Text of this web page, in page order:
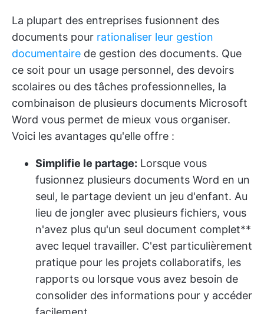
La plupart des entreprises fusionnent des
documents pour rationaliser leur gestion
documentaire de gestion des documents. Que
ce soit pour un usage personnel, des devoirs
scolaires ou des tâches professionnelles, la
combinaison de plusieurs documents Microsoft
Word vous permet de mieux vous organiser.
Voici les avantages qu'elle offre :
Simplifie le partage: Lorsque vous
fusionnez plusieurs documents Word en un
seul, le partage devient un jeu d'enfant. Au
lieu de jongler avec plusieurs fichiers, vous
n'avez plus qu'un seul document complet**
avec lequel travailler. C'est particulièrement
pratique pour les projets collaboratifs, les
rapports ou lorsque vous avez besoin de
consolider des informations pour y accéder